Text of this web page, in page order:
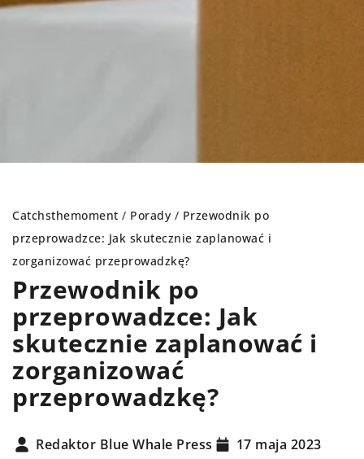
Catchsthemoment / Porady / Przewodnik po
przeprowadzce: Jak skutecznie zaplanować i
zorganizować przeprowadzkę?
Przewodnik po
przeprowadzce: Jak
skutecznie zaplanować i
zorganizować
przeprowadzkę?
Redaktor Blue Whale Press 17 maja 2023